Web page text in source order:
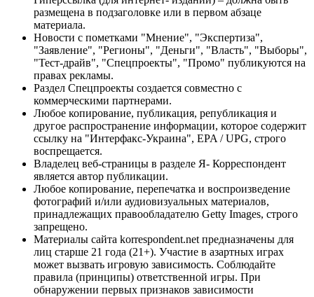
размещена в подзаголовке или в первом абзаце
материала.
Новости с пометками "Мнение", "Экспертиза",
"Заявление", "Регионы", "Деньги", "Власть", "Выборы",
"Тест-драйв", "Спецпроекты", "Промо" публикуются на
правах рекламы.
Раздел Спецпроекты создается совместно с
коммерческими партнерами.
Любое копирование, публикация, републикация и
другое распространение информации, которое содержит
ссылку на "Интерфакс-Украина", EPA / UPG, строго
воспрещается.
Владелец веб-страницы в разделе Я- Корреспондент
является автор публикации.
Любое копирование, перепечатка и воспроизведение
фотографий и/или аудиовизуальных материалов,
принадлежащих правообладателю Getty Images, строго
запрещено.
Материалы сайта korrespondent.net предназначены для
лиц старше 21 года (21+). Участие в азартных играх
может вызвать игровую зависимость. Соблюдайте
правила (принципы) ответственной игры. При
обнаружении первых признаков зависимости